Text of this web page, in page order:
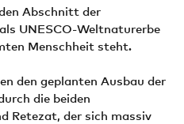
Abschnitt der
UNESCO-Weltnatur­erbe
Menschheit steht.
den geplanten Ausbau der
die beiden
Retezat, der sich massiv